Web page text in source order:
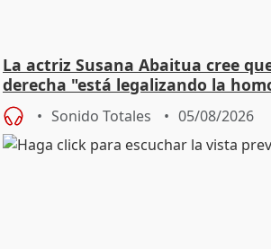
La actriz Susana Abaitua cree
derecha "está legalizando la
Sonido Totales 05/08/2026